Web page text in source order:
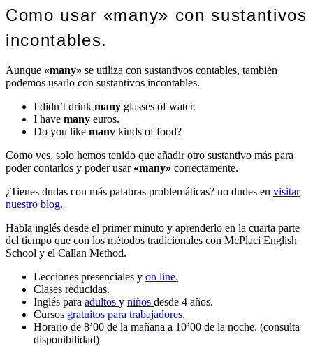
Como usar «many» con sustantivos
incontables.
Aunque «many» se utiliza con sustantivos contables, también
podemos usarlo con sustantivos incontables.
I didn’t drink many glasses of water.
I have many euros.
Do you like many kinds of food?
Como ves, solo hemos tenido que añadir otro sustantivo más para
poder contarlos y poder usar «many» correctamente.
¿Tienes dudas con más palabras problemáticas? no dudes en visitar
nuestro blog.
Habla inglés desde el primer minuto y aprenderlo en la cuarta parte
del tiempo que con los métodos tradicionales con McPlaci English
School y el Callan Method.
Lecciones presenciales y on line.
Clases reducidas.
Inglés para adultos y niños desde 4 años.
Cursos gratuitos para trabajadores.
Horario de 8’00 de la mañana a 10’00 de la noche. (consulta
disponibilidad)